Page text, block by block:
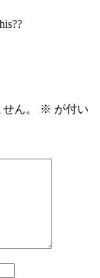
ん。 ※ が付い